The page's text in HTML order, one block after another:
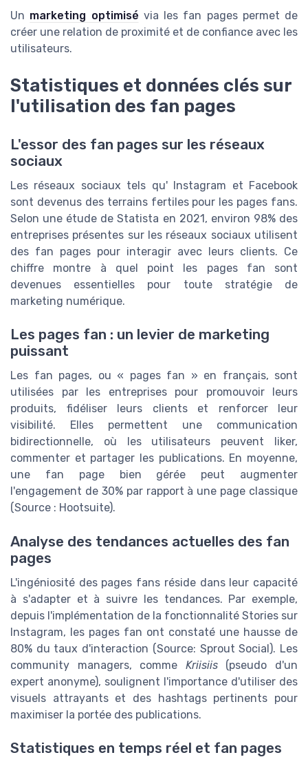
Un marketing optimisé via les fan pages permet de
créer une relation de proximité et de confiance avec les
utilisateurs.
Statistiques et données clés sur
l'utilisation des fan pages
L'essor des fan pages sur les réseaux
sociaux
Les réseaux sociaux tels qu' Instagram et Facebook
sont devenus des terrains fertiles pour les pages fans.
Selon une étude de Statista en 2021, environ 98% des
entreprises présentes sur les réseaux sociaux utilisent
des fan pages pour interagir avec leurs clients. Ce
chiffre montre à quel point les pages fan sont
devenues essentielles pour toute stratégie de
marketing numérique.
Les pages fan : un levier de marketing
puissant
Les fan pages, ou « pages fan » en français, sont
utilisées par les entreprises pour promouvoir leurs
produits, fidéliser leurs clients et renforcer leur
visibilité. Elles permettent une communication
bidirectionnelle, où les utilisateurs peuvent liker,
commenter et partager les publications. En moyenne,
une fan page bien gérée peut augmenter
l'engagement de 30% par rapport à une page classique
(Source : Hootsuite).
Analyse des tendances actuelles des fan
pages
L'ingéniosité des pages fans réside dans leur capacité
à s'adapter et à suivre les tendances. Par exemple,
depuis l'implémentation de la fonctionnalité Stories sur
Instagram, les pages fan ont constaté une hausse de
80% du taux d'interaction (Source: Sprout Social). Les
community managers, comme Kriisiis(pseudo d'un
expert anonyme), soulignent l'importance d'utiliser des
visuels attrayants et des hashtags pertinents pour
maximiser la portée des publications.
Statistiques en temps réel et fan pages